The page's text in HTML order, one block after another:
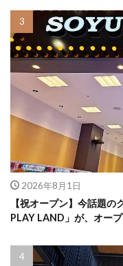
2026年8月1日
【祝オープン】今話題
PLAY LAND」が、オー